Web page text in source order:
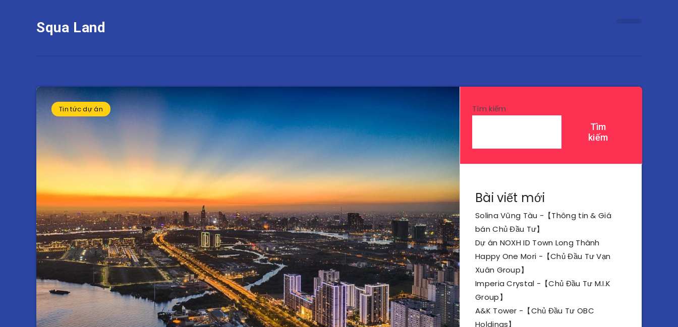
Squa Land
Tin tức dự án
Tìm kiếm
Tìm
kiếm
Bài viết mới
Solina Vũng Tàu -【Thông tin & Giá
bán Chủ Đầu Tư】
Dự án NOXH ID Town Long Thành
Happy One Mori -【Chủ Đầu Tư Vạn
Xuân Group】
Imperia Crystal -【Chủ Đầu Tư M.I.K
Group】
A&K Tower -【Chủ Đầu Tư OBC
Holdings】